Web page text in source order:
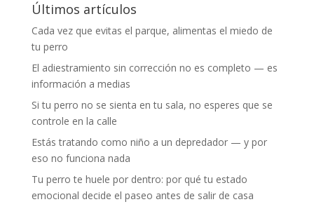
Últimos artículos
Cada vez que evitas el parque, alimentas el miedo de
tu perro
El adiestramiento sin corrección no es completo — es
información a medias
Si tu perro no se sienta en tu sala, no esperes que se
controle en la calle
Estás tratando como niño a un depredador — y por
eso no funciona nada
Tu perro te huele por dentro: por qué tu estado
emocional decide el paseo antes de salir de casa